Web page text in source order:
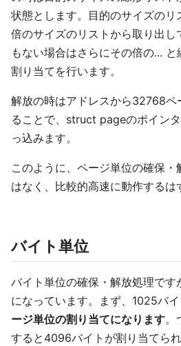
状態とします。目的のサイズの
倍のサイズのリストから取り出
もない場合はさらにその倍の...
割り当てを行います。
解放の時はアドレスから32768ペ
ることで、struct pageのポイン
っ込みます。
このように、ページ単位の確保
はなく、比較的高速に動作するは
バイト単位
バイト単位の確保・解放処理です
になっています。まず、1025バ
ージ単位の割り当てになります。
すると4096バイトが割り当てら